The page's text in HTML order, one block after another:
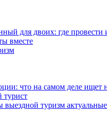
для двоих: где провести
вместе
что на самом деле ищет
турист
выездной туризм